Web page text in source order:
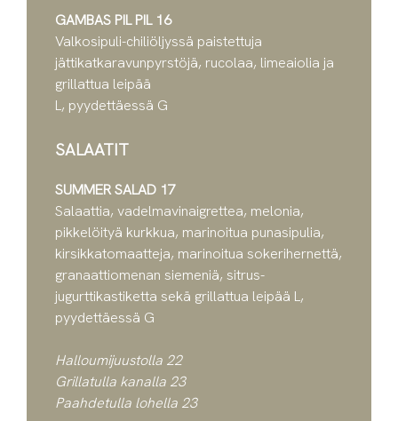
GAMBAS PIL PIL 16
Valkosipuli-chiliöljyssä paistettuja
jättikatkaravunpyrstöjä, rucolaa, limeaiolia ja
grillattua leipää
L, pyydettäessä G
SALAATIT
SUMMER SALAD 17
Salaattia, vadelmavinaigrettea, melonia,
pikkelöityä kurkkua, marinoitua punasipulia,
kirsikkatomaatteja, marinoitua sokerihernettä,
granaattiomenan siemeniä, sitrus-
jugurttikastiketta sekä grillattua leipää L,
pyydettäessä G
Halloumijuustolla 22
Grillatulla kanalla 23
Paahdetulla lohella 23